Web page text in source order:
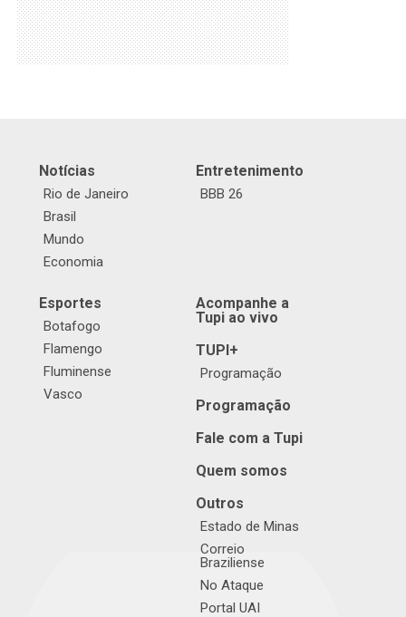
Notícias
Rio de Janeiro
Brasil
Mundo
Economia
Entretenimento
BBB 26
Esportes
Botafogo
Flamengo
Fluminense
Vasco
Acompanhe a
Tupi ao vivo
TUPI+
Programação
Programação
Fale com a Tupi
Quem somos
Outros
Estado de Minas
Correio
Braziliense
No Ataque
Portal UAI